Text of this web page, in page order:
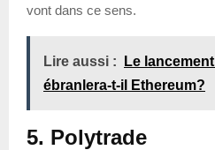
vont dans ce sens.
Lire aussi :
Le
ébranlera-t-il Ethereum?
5. Polytrade